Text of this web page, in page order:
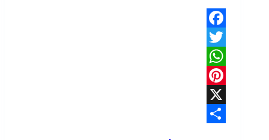
Facebook
Twitter
WhatsApp
Pinterest
X